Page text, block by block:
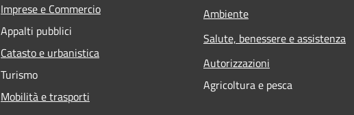
Imprese e Commercio
Appalti pubblici
Catasto e urbanistica
Turismo
Mobilità e trasporti
Ambiente
Salute, benessere e assistenza
Autorizzazioni
Agricoltura e pesca